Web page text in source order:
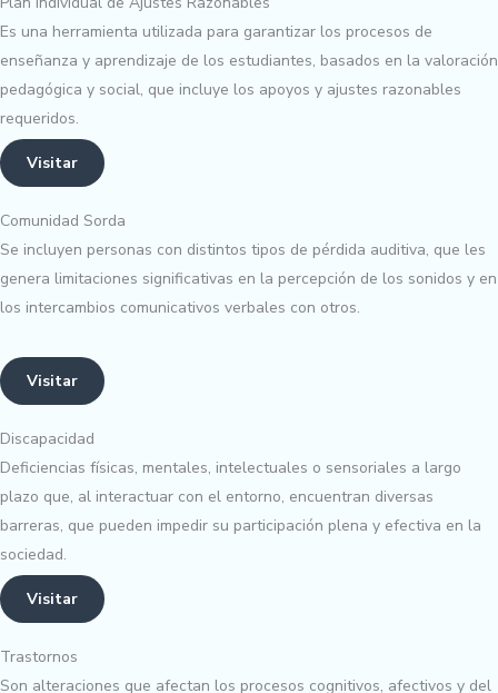
Es una herramienta utilizada para garantizar los procesos de
enseñanza y aprendizaje de los estudiantes, basados en la valoración
pedagógica y social, que incluye los apoyos y ajustes razonables
requeridos.
Visitar
Comunidad Sorda
Se incluyen personas con distintos tipos de pérdida auditiva, que les
genera limitaciones significativas en la percepción de los sonidos y en
los intercambios comunicativos verbales con otros.
Visitar
Discapacidad
Deficiencias físicas, mentales, intelectuales o sensoriales a largo
plazo que, al interactuar con el entorno, encuentran diversas
barreras, que pueden impedir su participación plena y efectiva en la
sociedad.
Visitar
Trastornos
Son alteraciones que afectan los procesos cognitivos, afectivos y del